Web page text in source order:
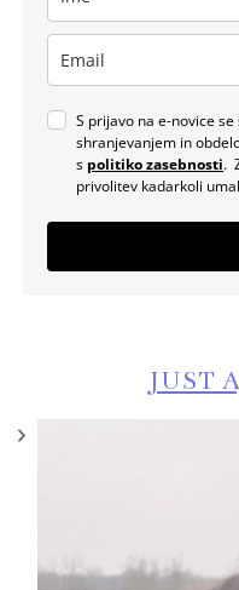
S prijavo na e-novice
shranjevanjem in
s politiko zasebnosti.
privolitev kadarkoli
JUST